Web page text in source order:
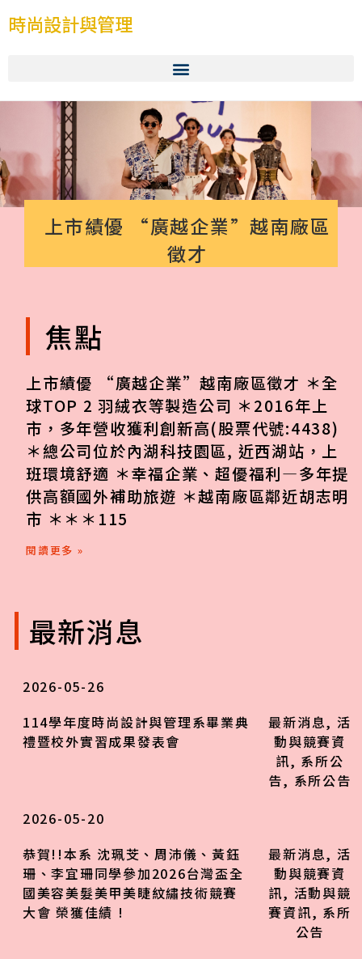
時尚設計與管理
上市績優 “廣越企業”越南廠區
徵才
焦點
上市績優 “廣越企業”越南廠區徵才 ＊全
球TOP 2 羽絨衣等製造公司 ＊2016年上
市，多年營收獲利創新高(股票代號:4438)
＊總公司位於內湖科技園區, 近西湖站，上
班環境舒適 ＊幸福企業、超優福利—多年提
供高額國外補助旅遊 ＊越南廠區鄰近胡志明
市 ＊＊＊115
閱讀更多 »
最新消息
2026-05-26
114學年度時尚設計與管理系畢業典
禮暨校外實習成果發表會
最新消息, 活
動與競賽資
訊, 系所公
告, 系所公告
2026-05-20
恭賀!!本系 沈珮芠、周沛儀、黃鈺
珊、李宜珊同學參加2026台灣盃全
國美容美髮美甲美睫紋繡技術競賽
大會 榮獲佳績 !
最新消息, 活
動與競賽資
訊, 活動與競
賽資訊, 系所
公告